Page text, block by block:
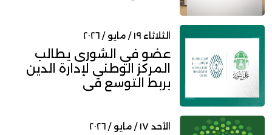
الثلاثاء ١٩ / مايو / ٢٠٢٦
عضو في الشورى يطالب
المركز الوطني لإدارة الدين
بربط التوسع في
الأحد ١٧ / مايو / ٢٠٢٦